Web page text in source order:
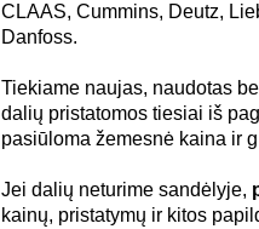
CLAAS, Cummins, Deutz,
Danfoss.
Tiekiame naujas, naudotas
dalių pristatomos tiesiai iš
pasiūloma žemesnė kaina ir
Jei dalių neturime sandėlyje,
kainų, pristatymų ir kitos